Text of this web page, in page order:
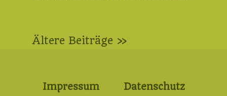
Beitragsnavigation
Ältere Beiträge »
Impressum Datenschutz